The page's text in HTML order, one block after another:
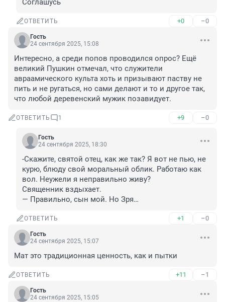
Соглашусь
ОТВЕТИТЬ +0 –0
Гость
24 сентября 2025, 15:08
Интересно, а среди попов проводился опрос? Ещё
великий Пушкин отмечал, что служители
авраамического культа хоть и призывают паству не
пить и не ругаться, но сами делают и то и другое так,
что любой деревенский мужик позавидует.
ОТВЕТИТЬ 1 +9 –0
Гость
24 сентября 2025, 18:30
-Скажите, святой отец, как же так? Я вот не пью, не
курю, блюду свой моральный облик. Работаю как
вол. Неужели я неправильно живу?
Священник вздыхает.
— Правильно, сын мой. Но Зря…
ОТВЕТИТЬ +1 –0
Гость
24 сентября 2025, 15:07
Мат это традиционная ценность, как и пытки
ОТВЕТИТЬ +11 –1
Гость
24 сентября 2025, 15:05